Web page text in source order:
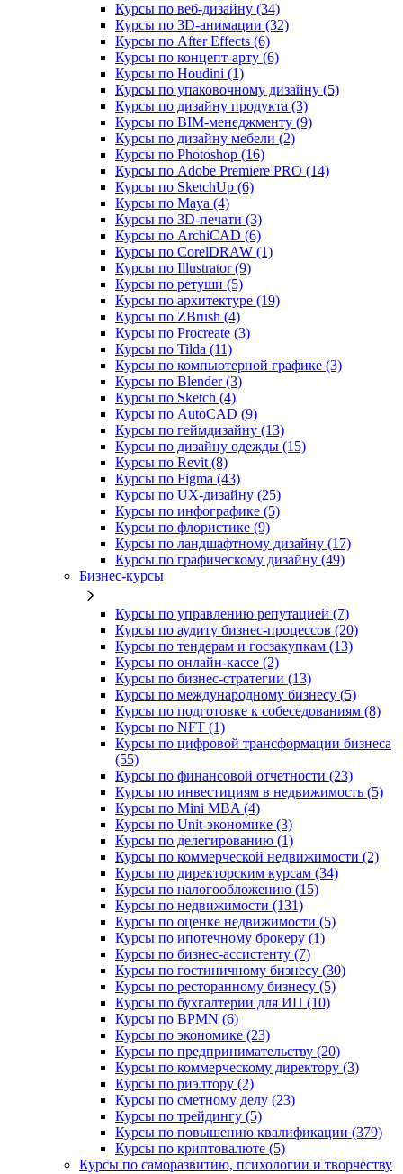
Курсы по веб‑дизайну (34)
Курсы по 3D‑анимации (32)
Курсы по After Effects (6)
Курсы по концепт‑арту (6)
Курсы по Houdini (1)
Курсы по упаковочному дизайну (5)
Курсы по дизайну продукта (3)
Курсы по BIM‑менеджменту (9)
Курсы по дизайну мебели (2)
Курсы по Photoshop (16)
Курсы по Adobe Premiere PRO (14)
Курсы по SketchUp (6)
Курсы по Maya (4)
Курсы по 3D-печати (3)
Курсы по ArchiCAD (6)
Курсы по CorelDRAW (1)
Курсы по Illustrator (9)
Курсы по ретуши (5)
Курсы по архитектуре (19)
Курсы по ZBrush (4)
Курсы по Procreate (3)
Курсы по Tilda (11)
Курсы по компьютерной графике (3)
Курсы по Blender (3)
Курсы по Sketch (4)
Курсы по AutoCAD (9)
Курсы по геймдизайну (13)
Курсы по дизайну одежды (15)
Курсы по Revit (8)
Курсы по Figma (43)
Курсы по UX‑дизайну (25)
Курсы по инфографике (5)
Курсы по флористике (9)
Курсы по ландшафтному дизайну (17)
Курсы по графическому дизайну (49)
Бизнес-курсы
Курсы по управлению репутацией (7)
Курсы по аудиту бизнес-процессов (20)
Курсы по тендерам и госзакупкам (13)
Курсы по онлайн-кассе (2)
Курсы по бизнес-стратегии (13)
Курсы по международному бизнесу (5)
Курсы по подготовке к собеседованиям (8)
Курсы по NFT (1)
Курсы по цифровой трансформации бизнеса
(55)
Курсы по финансовой отчетности (23)
Курсы по инвестициям в недвижимость (5)
Курсы по Mini MBA (4)
Курсы по Unit-экономике (3)
Курсы по делегированию (1)
Курсы по коммерческой недвижимости (2)
Курсы по директорским курсам (34)
Курсы по налогообложению (15)
Курсы по недвижимости (131)
Курсы по оценке недвижимости (5)
Курсы по ипотечному брокеру (1)
Курсы по бизнес-ассистенту (7)
Курсы по гостиничному бизнесу (30)
Курсы по ресторанному бизнесу (5)
Курсы по бухгалтерии для ИП (10)
Курсы по BPMN (6)
Курсы по экономике (23)
Курсы по предпринимательству (20)
Курсы по коммерческому директору (3)
Курсы по риэлтору (2)
Курсы по сметному делу (23)
Курсы по трейдингу (5)
Курсы по повышению квалификации (379)
Курсы по криптовалюте (5)
Курсы по саморазвитию, психологии и творчеству